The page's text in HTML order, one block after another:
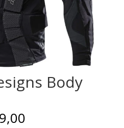
Body
Prijsklasse: